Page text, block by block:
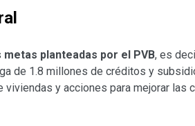
metas planteadas por el PVB, es
de 1.8 millones de créditos y
y acciones para mejorar las